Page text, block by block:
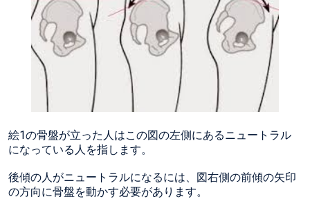
絵1の骨盤が立った人はこの図の左側にあるニュートラル
になっている人を指します。
後傾の人がニュートラルになるには、図右側の前傾の矢印
の方向に骨盤を動かす必要があります。